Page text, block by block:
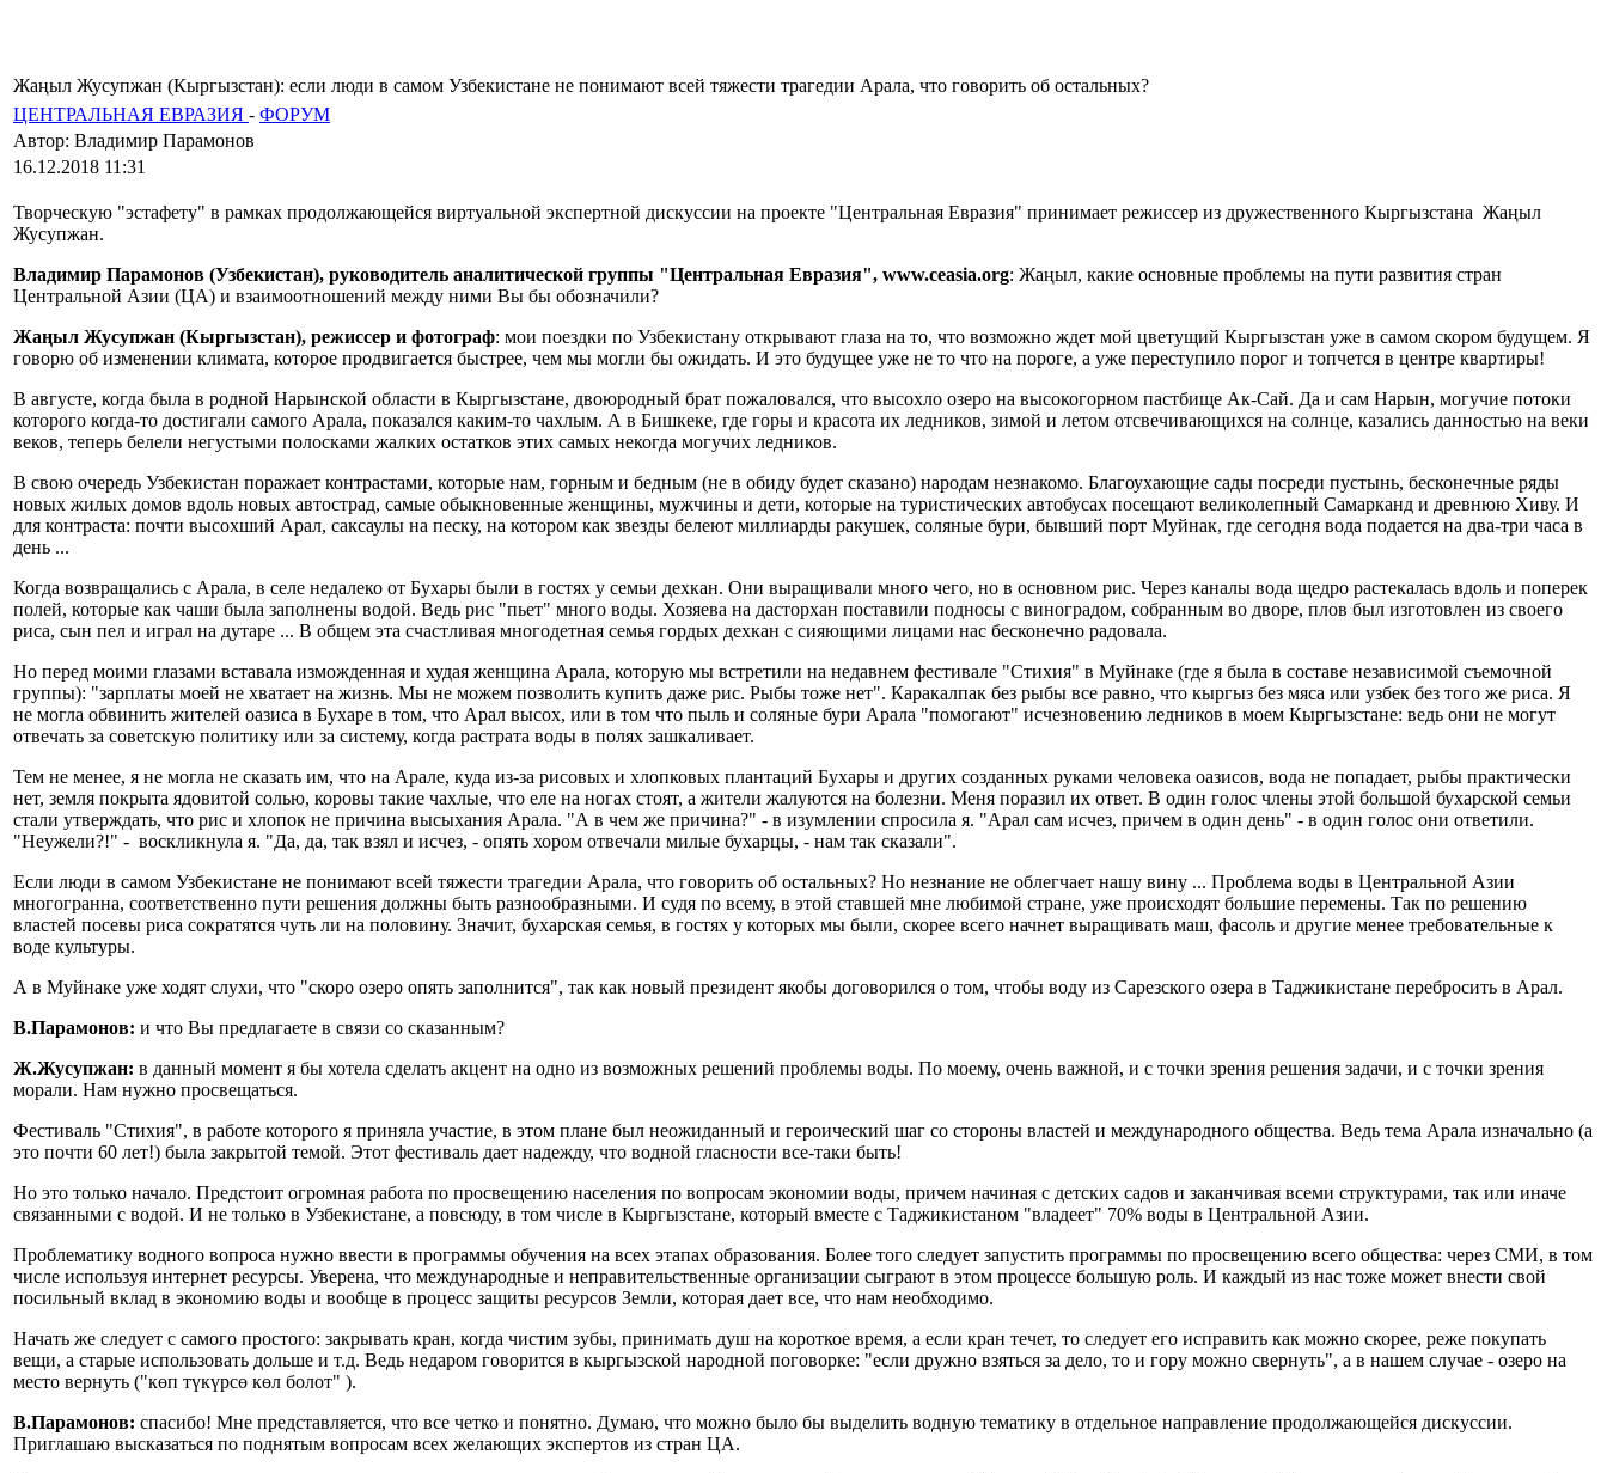
Жаңыл Жусупжан (Кыргызстан): если люди в самом Узбекистане не понимают всей тяжести трагедии Арала, что говорить об остальных?
ЦЕНТРАЛЬНАЯ ЕВРАЗИЯ - ФОРУМ
Автор: Владимир Парамонов
16.12.2018 11:31
Творческую "эстафету" в рамках продолжающейся виртуальной экспертной дискуссии на проекте "Центральная Евразия" принимает режиссер из дружественного Кыргызстана Жаңыл
Жусупжан.
Владимир Парамонов (Узбекистан), руководитель аналитической группы "Центральная Евразия", www.ceasia.org: Жаңыл, какие основные проблемы на пути развития стран
Центральной Азии (ЦА) и взаимоотношений между ними Вы бы обозначили?
Жаңыл Жусупжан (Кыргызстан), режиссер и фотограф: мои поездки по Узбекистану открывают глаза на то, что возможно ждет мой цветущий Кыргызстан уже в самом скором будущем. Я
говорю об изменении климата, которое продвигается быстрее, чем мы могли бы ожидать. И это будущее уже не то что на пороге, а уже переступило порог и топчется в центре квартиры!
В августе, когда была в родной Нарынской области в Кыргызстане, двоюродный брат пожаловался, что высохло озеро на высокогорном пастбище Ак-Сай. Да и сам Нарын, могучие потоки
которого когда-то достигали самого Арала, показался каким-то чахлым. А в Бишкеке, где горы и красота их ледников, зимой и летом отсвечивающихся на солнце, казались данностью на веки
веков, теперь белели негустыми полосками жалких остатков этих самых некогда могучих ледников.
В свою очередь Узбекистан поражает контрастами, которые нам, горным и бедным (не в обиду будет сказано) народам незнакомо. Благоухающие сады посреди пустынь, бесконечные ряды
новых жилых домов вдоль новых автострад, самые обыкновенные женщины, мужчины и дети, которые на туристических автобусах посещают великолепный Самарканд и древнюю Хиву. И
для контраста: почти высохший Арал, саксаулы на песку, на котором как звезды белеют миллиарды ракушек, соляные бури, бывший порт Муйнак, где сегодня вода подается на два-три часа в
день ...
Когда возвращались с Арала, в селе недалеко от Бухары были в гостях у семьи дехкан. Они выращивали много чего, но в основном рис. Через каналы вода щедро растекалась вдоль и поперек
полей, которые как чаши была заполнены водой. Ведь рис "пьет" много воды. Хозяева на дасторхан поставили подносы с виноградом, собранным во дворе, плов был изготовлен из своего
риса, сын пел и играл на дутаре ... В общем эта счастливая многодетная семья гордых дехкан с сияющими лицами нас бесконечно радовала.
Но перед моими глазами вставала изможденная и худая женщина Арала, которую мы встретили на недавнем фестивале "Стихия" в Муйнаке (где я была в составе независимой съемочной
группы): "зарплаты моей не хватает на жизнь. Мы не можем позволить купить даже рис. Рыбы тоже нет". Каракалпак без рыбы все равно, что кыргыз без мяса или узбек без того же риса. Я
не могла обвинить жителей оазиса в Бухаре в том, что Арал высох, или в том что пыль и соляные бури Арала "помогают" исчезновению ледников в моем Кыргызстане: ведь они не могут
отвечать за советскую политику или за систему, когда растрата воды в полях зашкаливает.
Тем не менее, я не могла не сказать им, что на Арале, куда из-за рисовых и хлопковых плантаций Бухары и других созданных руками человека оазисов, вода не попадает, рыбы практически
нет, земля покрыта ядовитой солью, коровы такие чахлые, что еле на ногах стоят, а жители жалуются на болезни. Меня поразил их ответ. В один голос члены этой большой бухарской семьи
стали утверждать, что рис и хлопок не причина высыхания Арала. "А в чем же причина?" - в изумлении спросила я. "Арал сам исчез, причем в один день" - в один голос они ответили.
"Неужели?!" - воскликнула я. "Да, да, так взял и исчез, - опять хором отвечали милые бухарцы, - нам так сказали".
Если люди в самом Узбекистане не понимают всей тяжести трагедии Арала, что говорить об остальных? Но незнание не облегчает нашу вину ... Проблема воды в Центральной Азии
многогранна, соответственно пути решения должны быть разнообразными. И судя по всему, в этой ставшей мне любимой стране, уже происходят большие перемены. Так по решению
властей посевы риса сократятся чуть ли на половину. Значит, бухарская семья, в гостях у которых мы были, скорее всего начнет выращивать маш, фасоль и другие менее требовательные к
воде культуры.
А в Муйнаке уже ходят слухи, что "скоро озеро опять заполнится", так как новый президент якобы договорился о том, чтобы воду из Сарезского озера в Таджикистане перебросить в Арал.
В.Парамонов: и что Вы предлагаете в связи со сказанным?
Ж.Жусупжан: в данный момент я бы хотела сделать акцент на одно из возможных решений проблемы воды. По моему, очень важной, и с точки зрения решения задачи, и с точки зрения
морали. Нам нужно просвещаться.
Фестиваль "Стихия", в работе которого я приняла участие, в этом плане был неожиданный и героический шаг со стороны властей и международного общества. Ведь тема Арала изначально (а
это почти 60 лет!) была закрытой темой. Этот фестиваль дает надежду, что водной гласности все-таки быть!
Но это только начало. Предстоит огромная работа по просвещению населения по вопросам экономии воды, причем начиная с детских садов и заканчивая всеми структурами, так или иначе
связанными с водой. И не только в Узбекистане, а повсюду, в том числе в Кыргызстане, который вместе с Таджикистаном "владеет" 70% воды в Центральной Азии.
Проблематику водного вопроса нужно ввести в программы обучения на всех этапах образования. Более того следует запустить программы по просвещению всего общества: через СМИ, в том
числе используя интернет ресурсы. Уверена, что международные и неправительственные организации сыграют в этом процессе большую роль. И каждый из нас тоже может внести свой
посильный вклад в экономию воды и вообще в процесс защиты ресурсов Земли, которая дает все, что нам необходимо.
Начать же следует с самого простого: закрывать кран, когда чистим зубы, принимать душ на короткое время, а если кран течет, то следует его исправить как можно скорее, реже покупать
вещи, а старые использовать дольше и т.д. Ведь недаром говорится в кыргызской народной поговорке: "если дружно взяться за дело, то и гору можно свернуть", а в нашем случае - озеро на
место вернуть ("көп түкүрсө көл болот" ).
В.Парамонов: спасибо! Мне представляется, что все четко и понятно. Думаю, что можно было бы выделить водную тематику в отдельное направление продолжающейся дискуссии.
Приглашаю высказаться по поднятым вопросам всех желающих экспертов из стран ЦА.